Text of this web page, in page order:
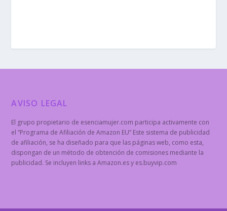
AVISO LEGAL
El grupo propietario de esenciamujer.com participa activamente con
el “Programa de Afiliación de Amazon EU” Este sistema de publicidad
de afiliación, se ha diseñado para que las páginas web, como esta,
dispongan de un método de obtención de comisiones mediante la
publicidad. Se incluyen links a Amazon.es y es.buyvip.com